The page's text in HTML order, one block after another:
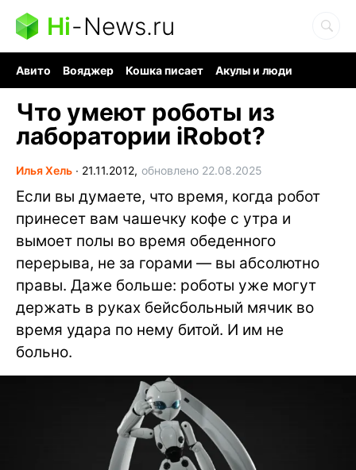
Hi-News.ru
Авито Вояджер Кошка писает
Акулы и люди
Что умеют роботы из
лаборатории iRobot?
Илья Хель ∙ 21.11.2012, обновлено 22.08.2025
Если вы думаете, что время, когда робот
принесет вам чашечку кофе с утра и
вымоет полы во время обеденного
перерыва, не за горами — вы абсолютно
правы. Даже больше: роботы уже могут
держать в руках бейсбольный мячик во
время удара по нему битой. И им не
больно.